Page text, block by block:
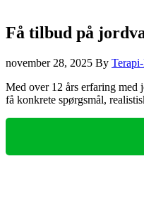
Få tilbud på
november 28, 2025 By
Med over 12 års erfaring
få konkrete spørgsmål,